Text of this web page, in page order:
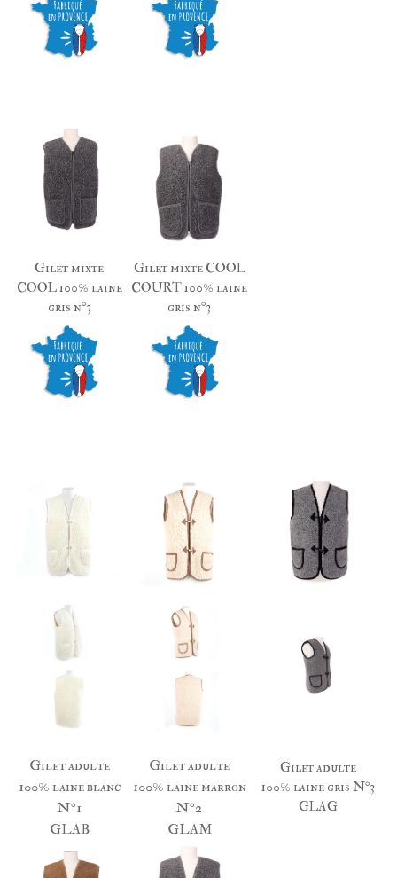
Gilet mixte
COOL 100% laine
gris n°3
Gilet mixte COOL
COURT 100% laine
gris n°3
Gilet adulte
100% laine blanc
N°1
GLAB
Gilet adulte
100% laine marron
N°2
GLAM
Gilet adulte
100% laine gris N°3
GLAG